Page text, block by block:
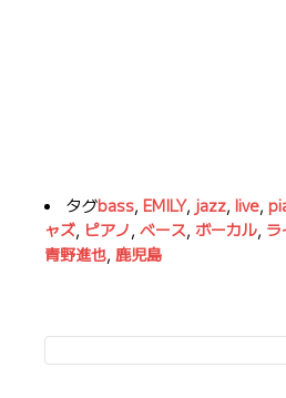
タグbass, EMILY, jazz, live,
ャズ, ピアノ, ベース, ボーカル,
青野進也, 鹿児島